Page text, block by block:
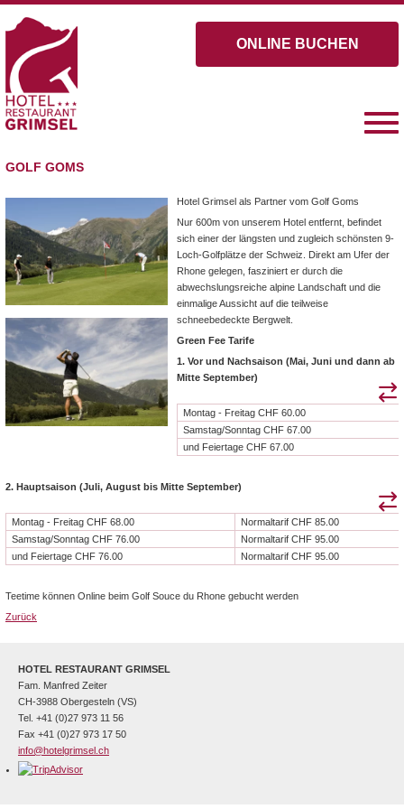
ONLINE BUCHEN
GOLF GOMS
Hotel Grimsel als Partner vom Golf Goms
Nur 600m von unserem Hotel entfernt, befindet
sich einer der längsten und zugleich schönsten 9-
Loch-Golfplätze der Schweiz. Direkt am Ufer der
Rhone gelegen, fasziniert er durch die
abwechslungsreiche alpine Landschaft und die
einmalige Aussicht auf die teilweise
schneebedeckte Bergwelt.
Green Fee Tarife
1. Vor und Nachsaison (Mai, Juni und dann ab
Mitte September)
Montag - Freitag CHF 60.00
Samstag/Sonntag CHF 67.00
und Feiertage CHF 67.00
2. Hauptsaison (Juli, August bis Mitte September)
Montag - Freitag CHF 68.00
Normaltarif CHF 85.00
Samstag/Sonntag CHF 76.00
Normaltarif CHF 95.00
und Feiertage CHF 76.00
Normaltarif CHF 95.00
Teetime können Online beim Golf Souce du Rhone gebucht werden
Zurück
HOTEL RESTAURANT GRIMSEL
Fam. Manfred Zeiter
CH-3988 Obergesteln (VS)
Tel. +41 (0)27 973 11 56
Fax +41 (0)27 973 17 50
info@hotelgrimsel.ch